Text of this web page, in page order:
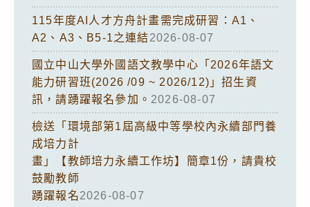
115年度AI人才方舟計畫需完成研習：A1、
A2、A3、B5-1之連結2026-08-07
國立中山大學外國語文教學中心「2026年語文
能力研習班(2026 /09 ~ 2026/12)」招生資
訊，請踴躍報名參加。 2026-08-07
檢送「環境部第1屆高級中等學校內永續部門養
成培力計
畫」【教師培力永續工作坊】簡章1份，請貴校
鼓勵教師
踴躍報名2026-08-07